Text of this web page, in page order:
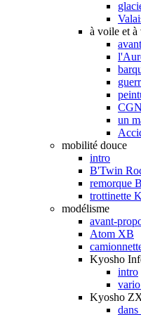
à voile et à
CGN
un
mobilité douce
intro
B'Twin
remorque
trottinette
modélisme
avant-
Atom XB
Kyosho
intro
Kyosho